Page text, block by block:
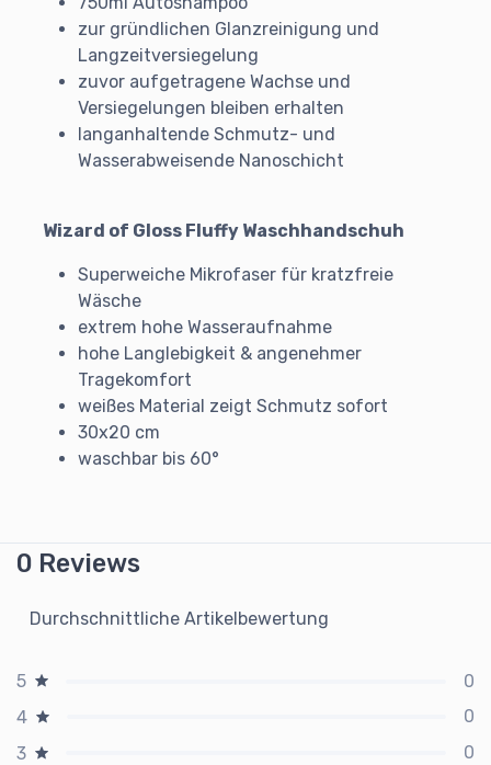
zur gründlichen Glanzreinigung und
Langzeitversiegelung
zuvor aufgetragene Wachse und
Versiegelungen bleiben erhalten
langanhaltende Schmutz- und
Wasserabweisende Nanoschicht
Wizard of Gloss Fluffy Waschhandschuh
Superweiche Mikrofaser für kratzfreie
Wäsche
extrem hohe Wasseraufnahme
hohe Langlebigkeit & angenehmer
Tragekomfort
weißes Material zeigt Schmutz sofort
30x20 cm
waschbar bis 60°
0 Reviews
Durchschnittliche Artikelbewertung
5
0
4
0
3
0